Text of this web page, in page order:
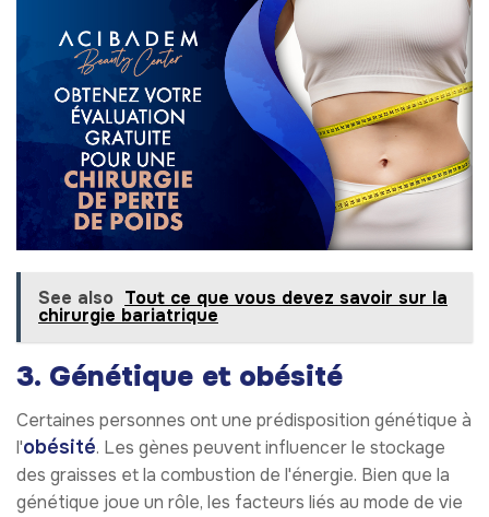
See also Tout ce que vous devez savoir sur la
chirurgie bariatrique
3. Génétique et obésité
Certaines personnes ont une prédisposition génétique à
l'obésité. Les gènes peuvent influencer le stockage
des graisses et la combustion de l'énergie. Bien que la
génétique joue un rôle, les facteurs liés au mode de vie